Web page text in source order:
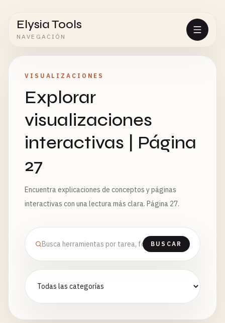
Elysia Tools
NAVEGACIÓN
VISUALIZACIONES
Explorar
visualizaciones
interactivas | Página
27
Encuentra explicaciones de conceptos y páginas
interactivas con una lectura más clara. Página 27.
BUSCAR